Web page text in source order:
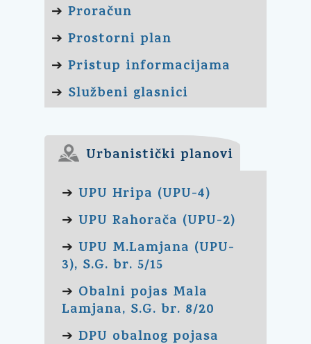
➔ Proračun
➔ Prostorni plan
➔ Pristup informacijama
➔ Službeni glasnici
Urbanistički planovi
➔ UPU Hripa (UPU-4)
➔ UPU Rahorača (UPU-2)
➔ UPU M.Lamjana (UPU-
3), S.G. br. 5/15
➔ Obalni pojas Mala
Lamjana, S.G. br. 8/20
➔ DPU obalnog pojasa